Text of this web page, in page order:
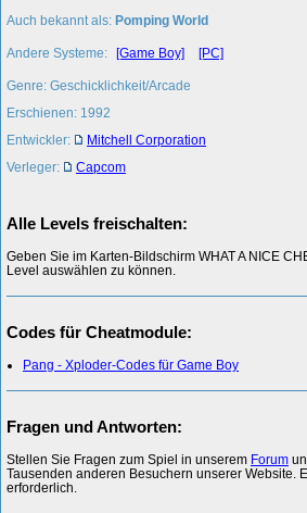
Auch bekannt als: Pomping World
Andere Systeme: [Game Boy] [PC]
Genre: Geschicklichkeit/Arcade
Erschienen: 1992
Entwickler:
Mitchell Corporation
Verleger:
Capcom
Alle Levels freischalten:
Geben Sie im Karten-Bildschirm WHAT A NICE
Level auswählen zu können.
Codes für Cheatmodule:
Pang - Xploder-Codes für Game Boy
Fragen und Antworten:
Stellen Sie Fragen zum Spiel in unserem Forum
Tausenden anderen Besuchern unserer Website.
erforderlich.